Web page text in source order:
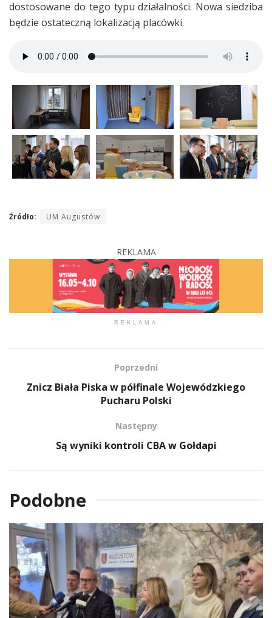
dostosowane do tego typu działalności. Nowa siedziba
będzie ostateczną lokalizacją placówki.
Źródło: UM Augustów
REKLAMA
REKLAMA
Poprzedni
Znicz Biała Piska w półfinale Wojewódzkiego
Pucharu Polski
Następny
Są wyniki kontroli CBA w Gołdapi
Podobne